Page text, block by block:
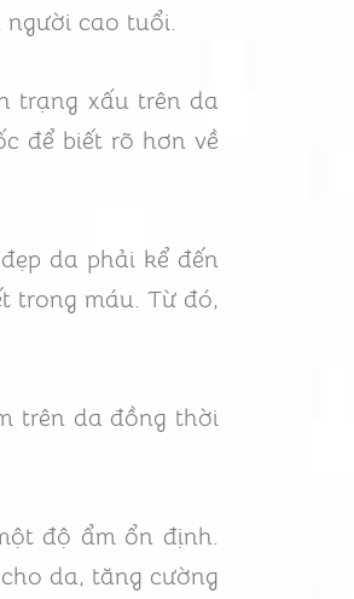
cao tuổi.
trạng xấu trên da
để biết rõ hơn về
da phải kể đến
trong máu. Từ đó,
trên da đồng thời
độ ẩm ổn định.
da, tăng cường